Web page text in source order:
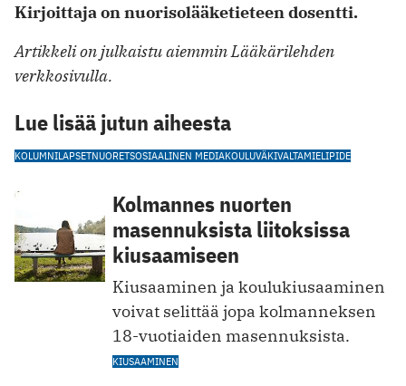
Kirjoittaja on nuorisolääketieteen dosentti.
Artikkeli on julkaistu aiemmin Lääkärilehden
verkkosivulla.
Lue lisää jutun aiheesta
KOLUMNILAPSETNUORETSOSIAALINEN MEDIAKOULUVÄKIVALTAMIELIPIDE
Kolmannes nuorten
masennuksista liitoksissa
kiusaamiseen
Kiusaaminen ja koulukiusaaminen
voivat selittää jopa kolmanneksen
18-vuotiaiden masennuksista.
KIUSAAMINEN